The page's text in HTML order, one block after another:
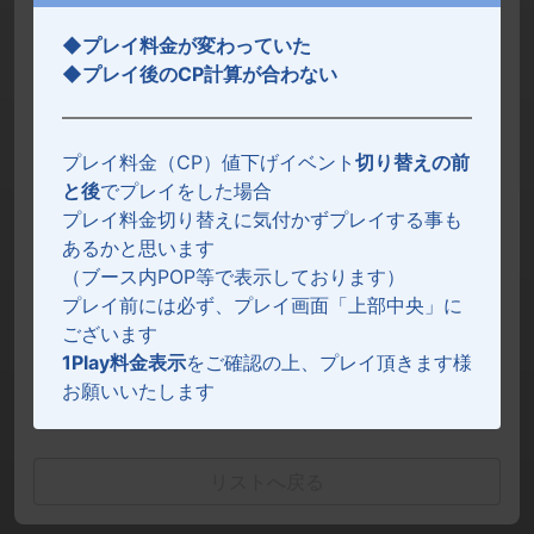
◆プレイ料金が変わっていた
◆プレイ後のCP計算が合わない
プレイ料金（CP）値下げイベント 切り替えの前
と後でプレイをした場合
プレイ料金切り替えに気付かずプレイする事も
あるかと思います
（ブース内POP等で表示しております）
プレイ前には必ず、プレイ画面「上部中央」に
ございます
1Play料金表示をご確認の上、プレイ頂きます様
お願いいたします